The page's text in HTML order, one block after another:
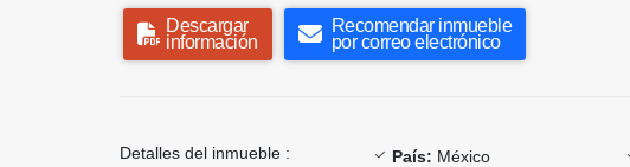
Descargar
información
Recomendar inmueble
por correo electrónico
Detalles del inmueble : País: México